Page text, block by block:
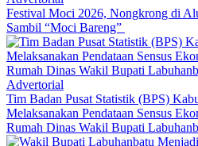
Festival Moci 2026, Nongkrong di
Sambil “Moci Bareng”
Advertorial
Tim Badan Pusat Statistik (BPS)
Melaksanakan Pendataan Sensus
Rumah Dinas Wakil Bupati